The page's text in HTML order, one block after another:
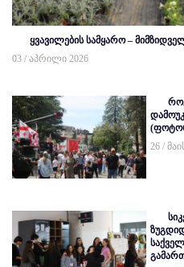
ყვავილების სამყარო –
03 / აპრილი 2026
26 /